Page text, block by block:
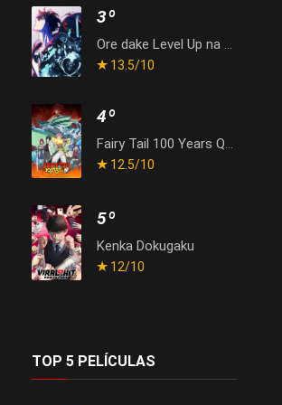
3º
Ore dake Level Up na Ken Season 2: Arise from the Shadow
13.5/10
4º
Fairy Tail 100 Years Quest
12.5/10
5º
Kenka Dokugaku
12/10
TOP 5 PELÍCULAS